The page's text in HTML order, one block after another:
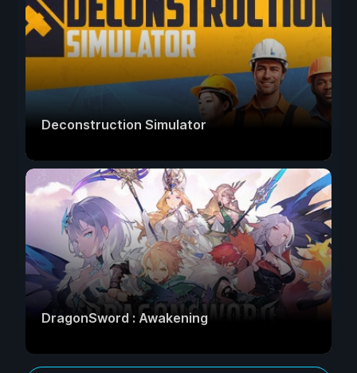
Deconstruction Simulator
DragonSword : Awakening